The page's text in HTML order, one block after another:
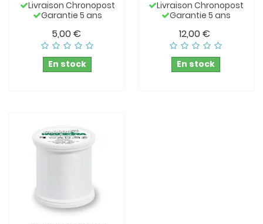
Livraison Chronopost
Garantie 5 ans
5,00 €
En stock
Livraison Chronopost
Garantie 5 ans
12,00 €
En stock